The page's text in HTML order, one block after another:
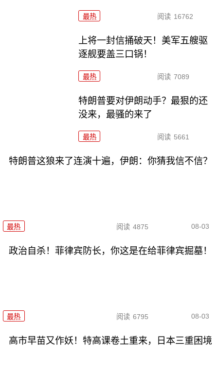
最热 阅读 16762
上将一封信捅破天！美军五艘驱
逐舰要盖三口锅！
最热 阅读 7089
特朗普要对伊朗动手？最狠的还
没来，最骚的来了
最热 阅读 5661
特朗普这狼来了连演十遍，伊朗：你猜我信不信？
最热 阅读 4875 08-03
政治自杀！菲律宾防长，你这是在给菲律宾掘墓！
最热 阅读 6795 08-03
高市早苗又作妖！特高课卷土重来，日本三重困境